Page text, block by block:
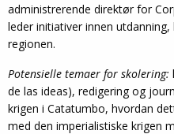
administrerende direktør for
leder initiativer innen
regionen.
Potensielle temaer for skolering:
de las ideas), redigering og
krigen i Catatumbo, hvordan
med den imperialistiske krigen